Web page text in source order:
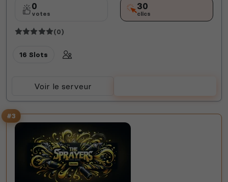
0
votes
30
clics
(0)
16 Slots
Voir le serveur
#3